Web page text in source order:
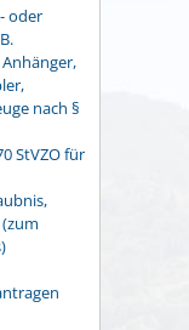
oder
nach §
StVZO für